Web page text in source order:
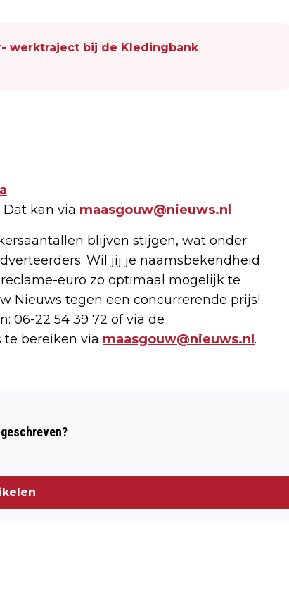
werktraject bij de Kledingbank
.
kan via maasgouw@nieuws.nl
blijven stijgen, wat onder
Wil jij je naamsbekendheid
euro zo optimaal mogelijk te
Nieuws tegen een concurrerende prijs!
06-22 54 39 72 of via de
te bereiken via maasgouw@nieuws.nl .
LIMBURG GEOPEND